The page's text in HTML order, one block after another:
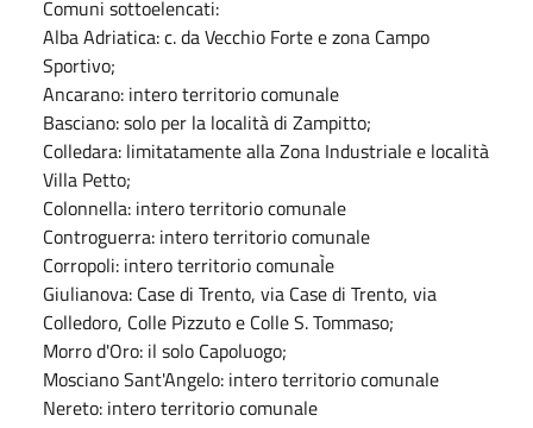
Comuni sottoelencati:
Alba Adriatica: c. da Vecchio Forte e zona Campo
Sportivo;
Ancarano: intero territorio comunale
Basciano: solo per la località di Zampitto;
Colledara: limitatamente alla Zona Industriale e località
Villa Petto;
Colonnella: intero territorio comunale
Controguerra: intero territorio comunale
Corropoli: intero territorio comunaÌe
Giulianova: Case di Trento, via Case di Trento, via
Colledoro, Colle Pizzuto e Colle S. Tommaso;
Morro d'Oro: il solo Capoluogo;
Mosciano Sant'Angelo: intero territorio comunale
Nereto: intero territorio comunale